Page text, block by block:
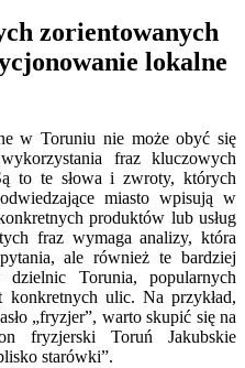
zorientowanych
lokalne
w Toruniu nie może obyć się
fraz kluczowych
to te słowa i zwroty, których
miasto wpisują w
produktów lub usług
fraz wymaga analizy, która
ale również te bardziej
dzielnic Torunia, popularnych
ulic. Na przykład,
„fryzjer”, warto skupić się na
fryzjerski Toruń Jakubskie
starówki”.